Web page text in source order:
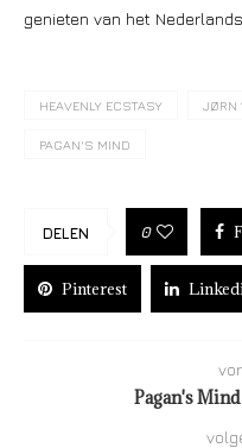
genieten van het
HEAVENLY ECSTASY JØRN
PAGAN'S MIND
DELEN 0
Pinterest
Pagan's